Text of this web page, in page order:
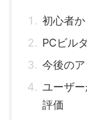
初心者
PCビル
今後の
ユーザ
評価